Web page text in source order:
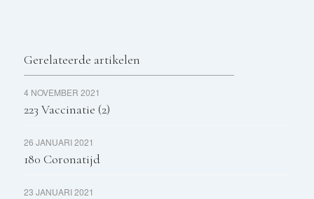
Gerelateerde artikelen
4 NOVEMBER 2021
223 Vaccinatie (2)
26 JANUARI 2021
180 Coronatijd
23 JANUARI 2021